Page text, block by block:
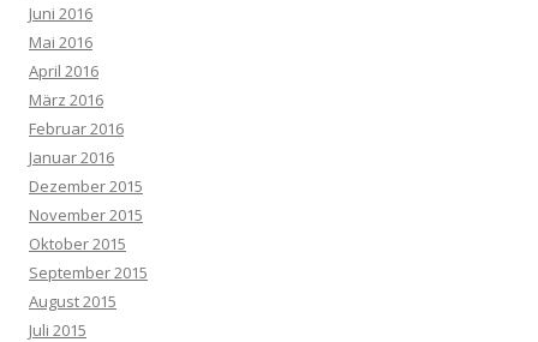
Juni 2016
Mai 2016
April 2016
März 2016
Februar 2016
Januar 2016
Dezember 2015
November 2015
Oktober 2015
September 2015
August 2015
Juli 2015